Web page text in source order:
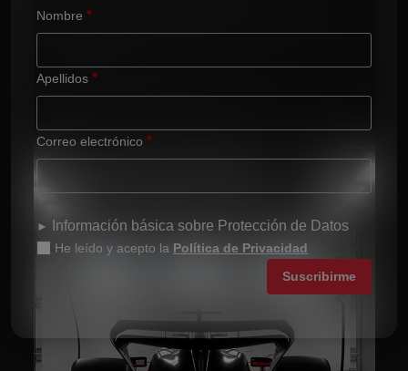
Nombre
Apellidos
Correo electrónico
Información básica sobre Protección de Datos
He leído y acepto la Política de Privacidad